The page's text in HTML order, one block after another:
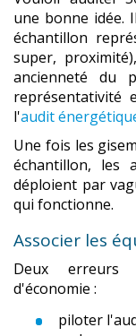
une bonne idée.
échantillon
super,
ancienneté du
représentativité
l'audit
Une fois les
échantillon, les
déploient par
qui fonctionne.
Associer les
Deux erreurs
d'économie :
piloter